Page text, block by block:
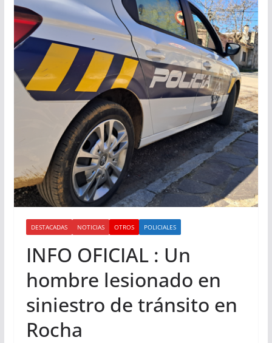
DESTACADAS NOTICIAS OTROS POLICIALES
INFO OFICIAL : Un
hombre lesionado en
siniestro de tránsito en
Rocha